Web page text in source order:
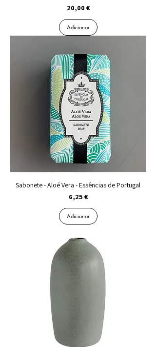
Preço
20,00 €
Adicionar
Sabonete - Aloé Vera - Essências de Portugal
Preço
6,25 €
Adicionar